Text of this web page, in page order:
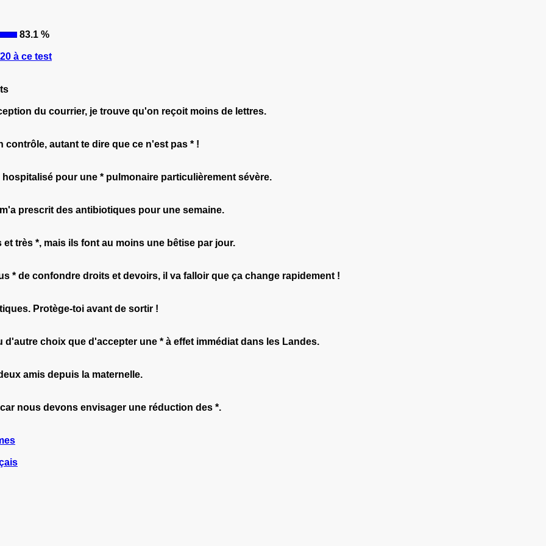
83.1 %
à ce test
du courrier, je trouve qu'on reçoit moins de lettres.
contrôle, autant te dire que ce n'est pas * !
pour une * pulmonaire particulièrement sévère.
prescrit des antibiotiques pour une semaine.
très *, mais ils font au moins une bêtise par jour.
* de confondre droits et devoirs, il va falloir que ça change rapidement !
Protège-toi avant de sortir !
choix que d'accepter une * à effet immédiat dans les Landes.
amis depuis la maternelle.
nous devons envisager une réduction des *.